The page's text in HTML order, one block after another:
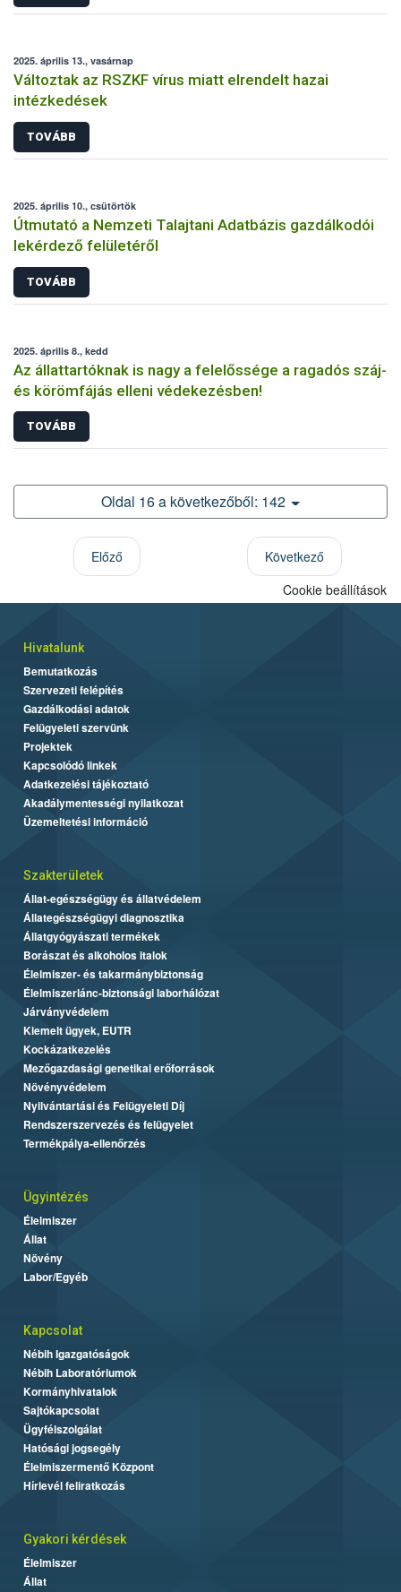
2025. április 13., vasárnap
Változtak az RSZKF vírus miatt elrendelt hazai
intézkedések
TOVÁBB
2025. április 10., csütörtök
Útmutató a Nemzeti Talajtani Adatbázis gazdálkodói
lekérdező felületéről
TOVÁBB
2025. április 8., kedd
Az állattartóknak is nagy a felelőssége a ragadós száj-
és körömfájás elleni védekezésben!
TOVÁBB
Oldal 16 a következőből: 142
Előző
Következő
Cookie beállítások
Hivatalunk
Bemutatkozás
Szervezeti felépítés
Gazdálkodási adatok
Felügyeleti szervünk
Projektek
Kapcsolódó linkek
Adatkezelési tájékoztató
Akadálymentességi nyilatkozat
Üzemeltetési információ
Szakterületek
Állat-egészségügy és állatvédelem
Állategészségügyi diagnosztika
Állatgyógyászati termékek
Borászat és alkoholos italok
Élelmiszer- és takarmánybiztonság
Élelmiszerlánc-biztonsági laborhálózat
Járványvédelem
Kiemelt ügyek, EUTR
Kockázatkezelés
Mezőgazdasági genetikai erőforrások
Növényvédelem
Nyilvántartási és Felügyeleti Díj
Rendszerszervezés és felügyelet
Termékpálya-ellenőrzés
Ügyintézés
Élelmiszer
Állat
Növény
Labor/Egyéb
Kapcsolat
Nébih Igazgatóságok
Nébih Laboratóriumok
Kormányhivatalok
Sajtókapcsolat
Ügyfélszolgálat
Hatósági jogsegély
Élelmiszermentő Központ
Hírlevél feliratkozás
Gyakori kérdések
Élelmiszer
Állat